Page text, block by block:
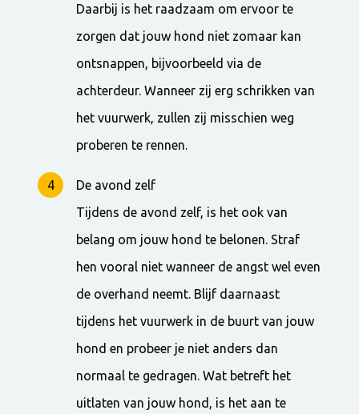
Daarbij is het raadzaam om ervoor te
zorgen dat jouw hond niet zomaar kan
ontsnappen, bijvoorbeeld via de
achterdeur. Wanneer zij erg schrikken van
het vuurwerk, zullen zij misschien weg
proberen te rennen.
De avond zelf
Tijdens de avond zelf, is het ook van
belang om jouw hond te belonen. Straf
hen vooral niet wanneer de angst wel even
de overhand neemt. Blijf daarnaast
tijdens het vuurwerk in de buurt van jouw
hond en probeer je niet anders dan
normaal te gedragen. Wat betreft het
uitlaten van jouw hond, is het aan te